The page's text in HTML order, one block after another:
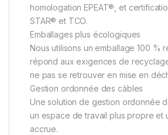
homologation EPEAT®, et
STAR® et TCO.
Emballages plus écologiques
Nous utilisons un emballage 100 %
répond aux exigences de
ne pas se retrouver en mise en
Gestion ordonnée des câbles
Une solution de gestion ordonnée
un espace de travail plus propre et
accrue.